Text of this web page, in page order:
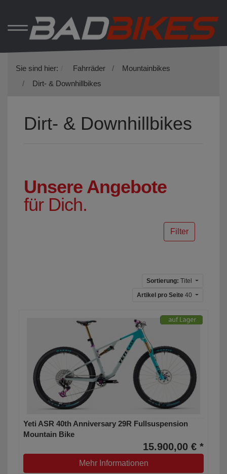
Sie sind hier: Fahrräder
Mountainbikes
Dirt- & Downhillbikes
Dirt- & Downhillbikes
Unsere Angebote
für Dich.
Filter
Sortierung: Titel
Artikel pro Seite 40
Yeti ASR 40th Anniversary 29R Fullsuspension
Mountain Bike
15.900,00 € *
Mehr Informationen